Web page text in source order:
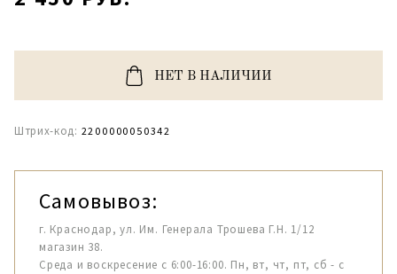
НЕТ В НАЛИЧИИ
Штрих-код: 2200000050342
Самовывоз:
г. Краснодар, ул. Им. Генерала Трошева Г.Н. 1/12
магазин 38.
Среда и воскресение с 6:00-16:00. Пн, вт, чт, пт, сб - с